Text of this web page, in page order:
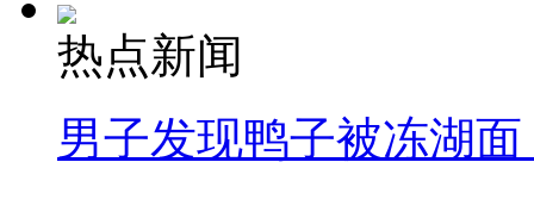
热点新闻
男子发现鸭子被冻湖